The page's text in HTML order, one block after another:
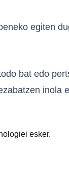
egiten
bat edo
inola
esker.